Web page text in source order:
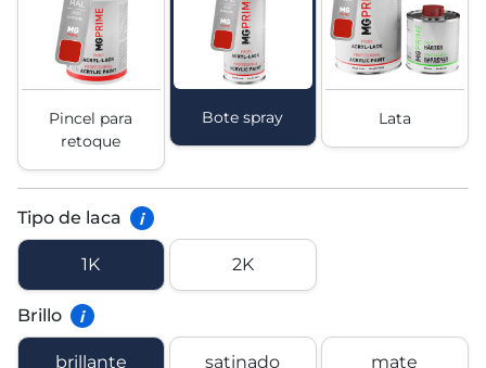
Pincel para
retoque
Bote spray Lata
Tipo de laca i
1K 2K
Brillo i
brillante satinado mate